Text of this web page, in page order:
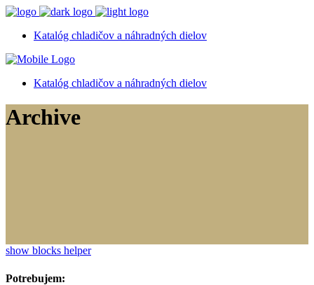
Katalóg chladičov a náhradných dielov
Katalóg chladičov a náhradných dielov
Archive
show blocks helper
Potrebujem: